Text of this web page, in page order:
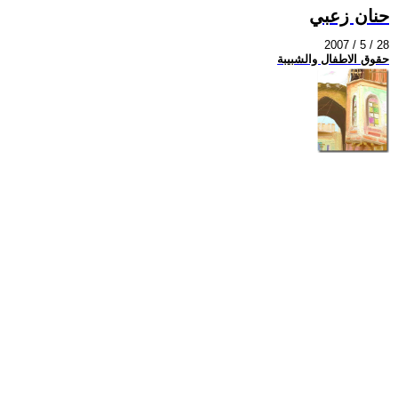
حنان زعبي
2007 / 5 / 28
حقوق الاطفال والشبيبة